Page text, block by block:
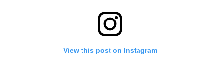
View this post on Instagram